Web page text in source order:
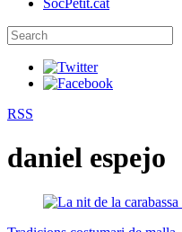
SocPetit.cat
RSS
daniel espejo